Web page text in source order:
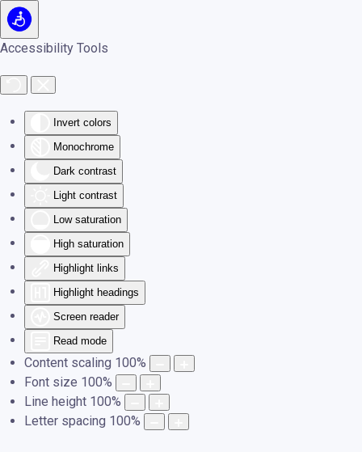
Accessibility Tools
Invert colors
Monochrome
Dark contrast
Light contrast
Low saturation
High saturation
Highlight links
Highlight headings
Screen reader
Read mode
Content scaling 100%
Font size 100%
Line height 100%
Letter spacing 100%
Skip to main content